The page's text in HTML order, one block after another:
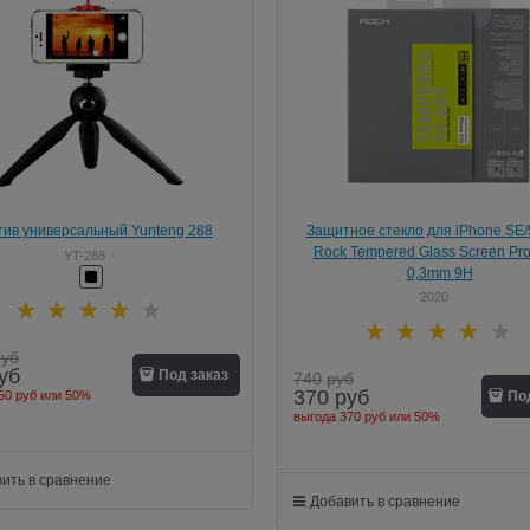
универсальный Yunteng 288
YT-288
руб или 50%
Под заказ
в сравнение
Защитное стекло для iPhone SE/
Rock Tempered Glass Screen
0,3mm 9H
2020
740 руб
370 руб
выгода 370 руб или 50%
Добавить в сравнение